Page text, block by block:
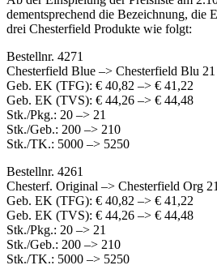
dementsprechend die Bezeichnung, die
drei Chesterfield Produkte wie folgt:
Bestellnr. 4271
Chesterfield Blue –> Chesterfield Blu 21
Geb. EK (TFG): € 40,82 –> € 41,22
Geb. EK (TVS): € 44,26 –> € 44,48
Stk./Pkg.: 20 –> 21
Stk./Geb.: 200 –> 210
Stk./TK.: 5000 –> 5250
Bestellnr. 4261
Chesterf. Original –> Chesterfield Org 21
Geb. EK (TFG): € 40,82 –> € 41,22
Geb. EK (TVS): € 44,26 –> € 44,48
Stk./Pkg.: 20 –> 21
Stk./Geb.: 200 –> 210
Stk./TK.: 5000 –> 5250